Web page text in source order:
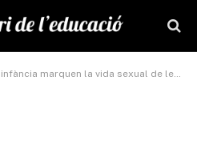
marquen la vida sexual de les dones